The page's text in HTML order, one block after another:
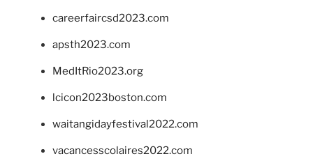
careerfaircsd2023.com
apsth2023.com
MedItRio2023.org
lcicon2023boston.com
waitangidayfestival2022.com
vacancesscolaires2022.com